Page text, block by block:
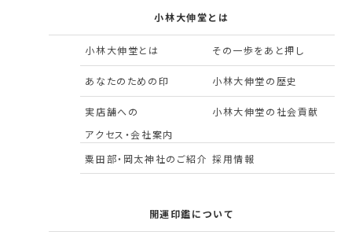
小林大伸堂とは
小林大伸堂とは その一歩をあと押し
あなたのための印 小林大伸堂の歴史
実店舗への
アクセス・会社案内
小林大伸堂の社会貢献
粟田部・岡太神社のご紹介 採用情報
開運印鑑について